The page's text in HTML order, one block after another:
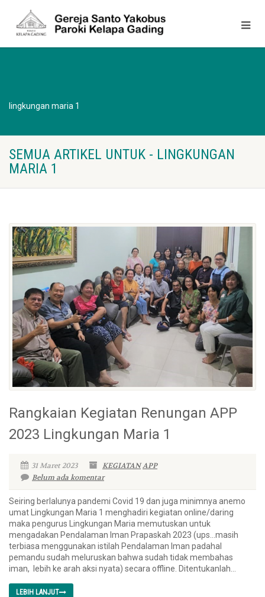
lingkungan maria 1
SEMUA ARTIKEL UNTUK - LINGKUNGAN
MARIA 1
Rangkaian Kegiatan Renungan APP
2023 Lingkungan Maria 1
31 Maret 2023 KEGIATANAPP
Belum ada komentar
Seiring berlalunya pandemi Covid 19 dan juga minimnya anemo
umat Lingkungan Maria 1 menghadiri kegiatan online/daring
maka pengurus Lingkungan Maria memutuskan untuk
mengadakan Pendalaman Iman Prapaskah 2023 (ups…masih
terbiasa menggunakan istilah Pendalaman Iman padahal
pemandu sudah meluruskan bahwa sudah tidak membahas
iman, lebih ke arah aksi nyata) secara offline. Ditentukanlah...
LEBIH LANJUT